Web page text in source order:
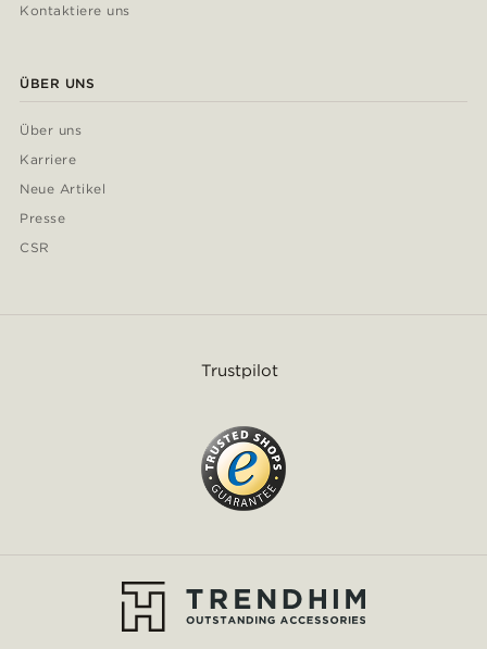
Kontaktiere uns
ÜBER UNS
Über uns
Karriere
Neue Artikel
Presse
CSR
Trustpilot